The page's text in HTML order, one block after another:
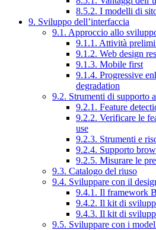
8.5.2. I modelli di
9. Sviluppo dell’interfaccia
9.1. Approccio allo
9.1.1. Attività
9.1.2. Web design
9.1.3. Mobile first
9.1.4. Progressive
degradation
9.2. Strumenti di supporto
9.2.1. Feature
9.2.2. Verificare le
use
9.2.3. Strumenti e
9.2.4. Supporto
9.2.5. Misurare le
9.3. Catalogo del riuso
9.4. Sviluppare con il
9.4.1. Il framework
9.4.2. Il kit di
9.4.3. Il kit di
9.5. Sviluppare con i